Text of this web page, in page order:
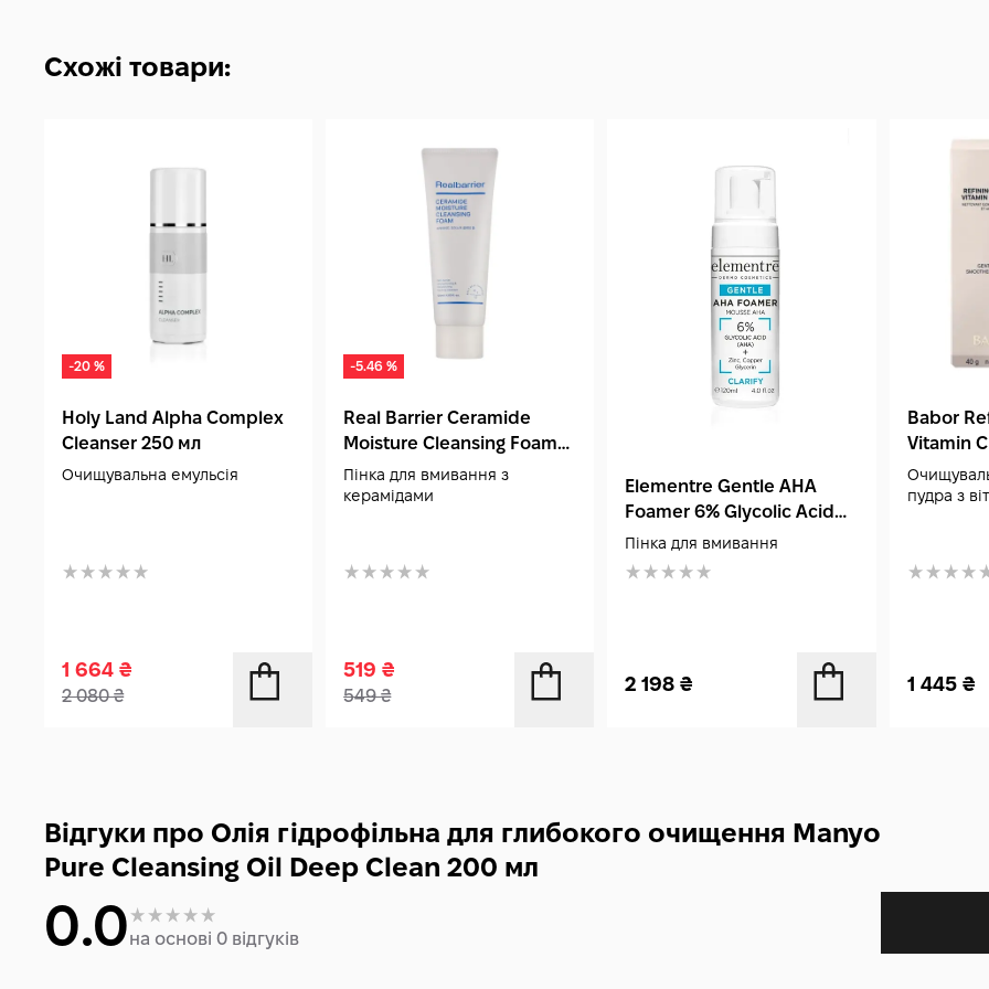
флакону (звичайно це позначення PAO на
професійний об'єм 200 мл забезпечує
стійкого результату у роботі з порами,
Схожі товари:
-20 %
Holy Land Alpha Complex
Cleanser 250 мл
Очищувальна емульсія
1 664 ₴
2 080₴
-5.46 %
Real Barrier Ceramide
Moisture Cleansing Foam
120 мл
Пінка для вмивання з
керамідами
519₴
549₴
Elementre Gentle AHA
Foamer 6% Glycolic Acid
120 мл
Пінка для вмивання
2 198₴
Babor
Vitamin
пудра з
1 445 ₴
Відгуки про Олія гідрофільна для глибокого очищення Manyo
Pure Cleansing Oil Deep Clean 200 мл
0.0на основі 0 відгуків